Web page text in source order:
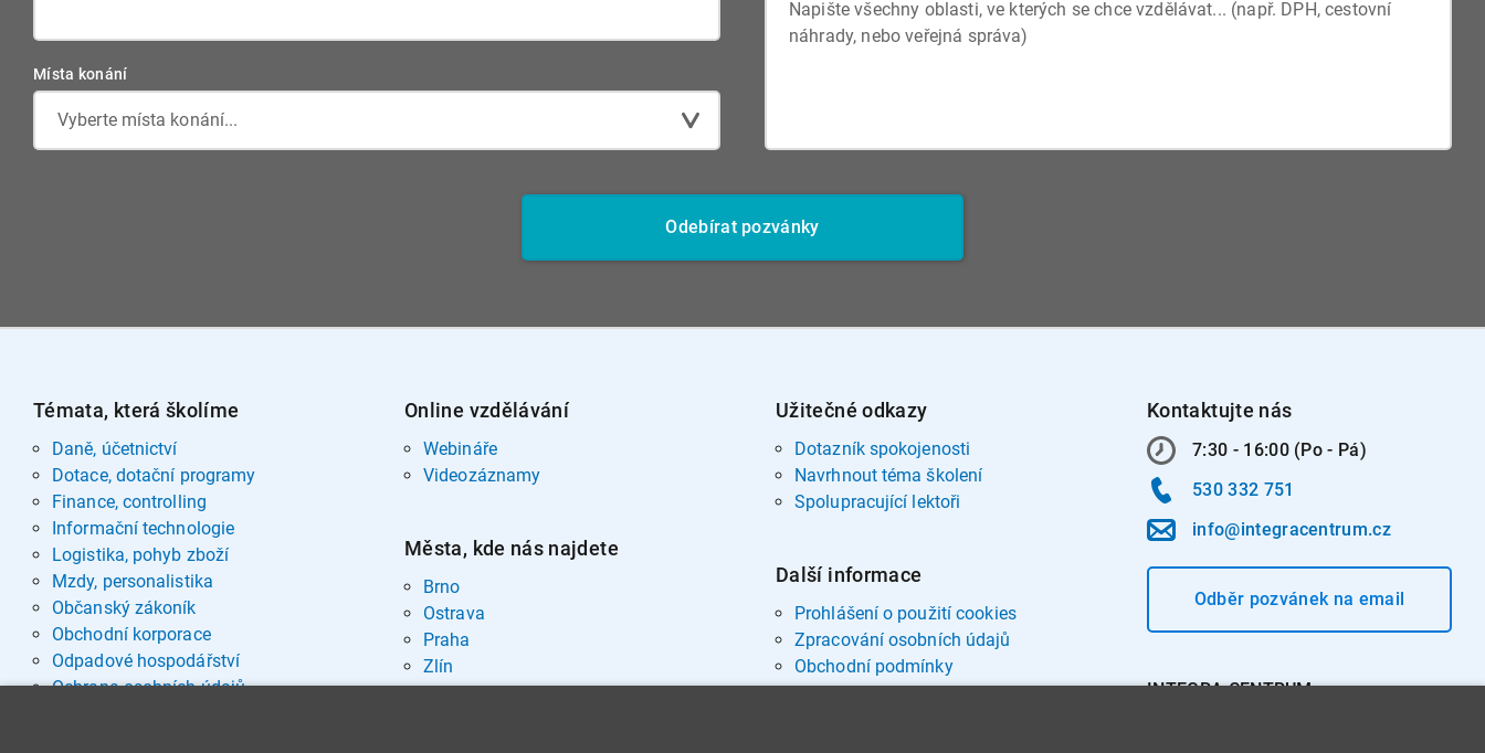
Místa konání
Vyberte místa konání...
Odebírat pozvánky
Témata, která školíme
Daně, účetnictví
Dotace, dotační programy
Finance, controlling
Informační technologie
Logistika, pohyb zboží
Mzdy, personalistika
Občanský zákoník
Obchodní korporace
Odpadové hospodářství
Ochrana osobních údajů
Online vzdělávání
Webináře
Videozáznamy
Města, kde nás najdete
Brno
Ostrava
Praha
Zlín
Užitečné odkazy
Dotazník spokojenosti
Navrhnout téma školení
Spolupracující lektoři
Další informace
Prohlášení o použití cookies
Zpracování osobních údajů
Obchodní podmínky
Kontaktujte nás
7:30 - 16:00 (Po - Pá)
530 332 751
info@integracentrum.cz
Odběr pozvánekna email
INTEGRA CENTRUM s.r.o.